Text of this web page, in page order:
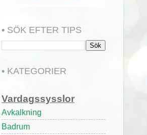
• SÖK EFTER TIPS
• KATEGORIER
Vardagssysslor
Avkalkning
Badrum